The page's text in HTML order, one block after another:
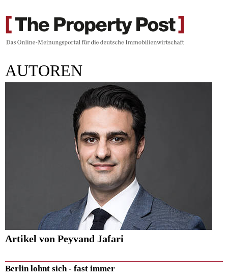
AUTOREN
Artikel von Peyvand Jafari
Berlin lohnt sich - fast immer